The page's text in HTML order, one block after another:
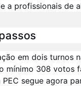
a profissionais de
em dois turnos
mínimo 308 votos
segue agora